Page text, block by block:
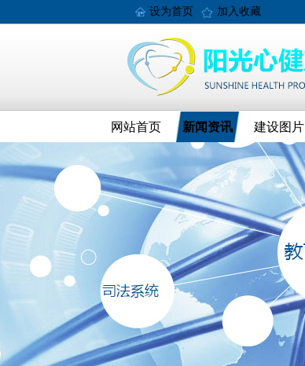
设为首页 加入收藏
网站首页 新闻资讯 建设图片